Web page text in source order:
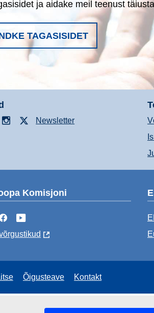
ja aidake meil teenust
TAGASISIDET
InstagramNewsletter
Komisjoni
Facebook
Õigusteave Kontakt